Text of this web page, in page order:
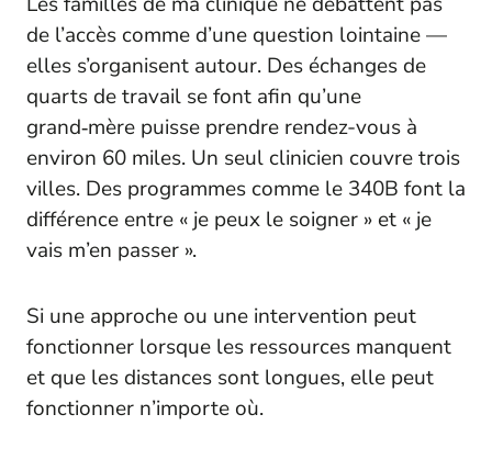
de l’accès comme d’une question lointaine —
elles s’organisent autour. Des échanges de
quarts de travail se font afin qu’une
grand‑mère puisse prendre rendez-vous à
environ 60 miles. Un seul clinicien couvre trois
villes. Des programmes comme le 340B font la
différence entre « je peux le soigner » et « je
vais m’en passer ».
Si une approche ou une intervention peut
fonctionner lorsque les ressources manquent
et que les distances sont longues, elle peut
fonctionner n’importe où.